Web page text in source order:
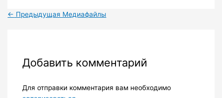
← Предыдущая Медиафайлы
Добавить комментарий
Для отправки комментария вам необходимо